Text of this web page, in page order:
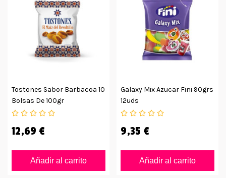
Tostones Sabor Barbacoa 10
Bolsas De 100gr
12,69 €
Añadir al carrito
Galaxy Mix Azucar Fini 90grs
12uds
9,35 €
Añadir al carrito